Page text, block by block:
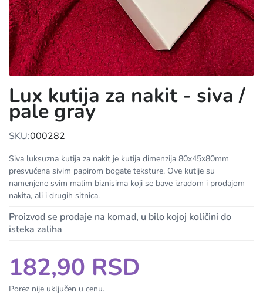
Lux kutija za nakit - siva /
pale gray
SKU:000282
Siva luksuzna kutija za nakit je kutija dimenzija 80x45x80mm
presvučena sivim papirom bogate teksture. Ove kutije su
namenjene svim malim biznisima koji se bave izradom i prodajom
nakita, ali i drugih sitnica.
Proizvod se prodaje na komad, u bilo kojoj količini do
isteka zaliha
182,90 RSD
Porez nije uključen u cenu.